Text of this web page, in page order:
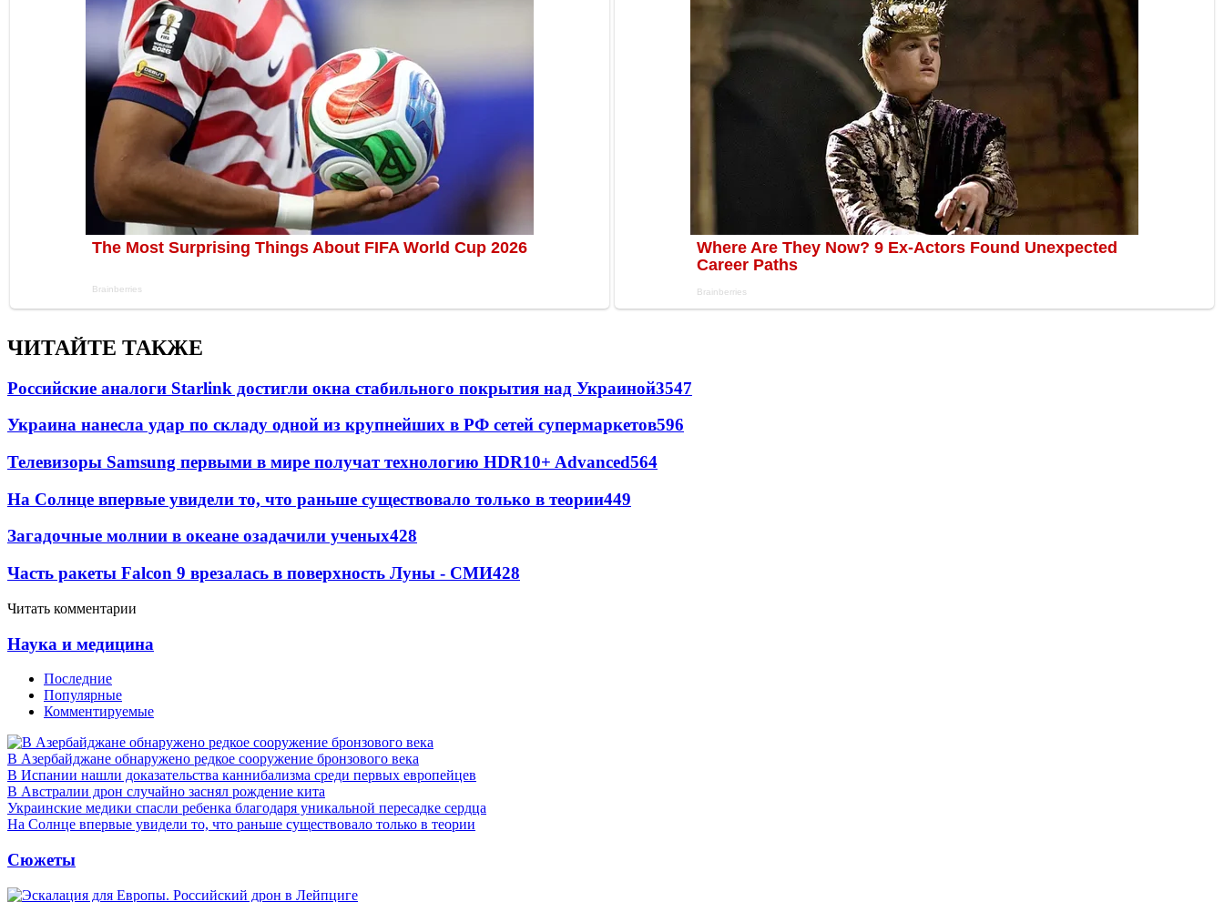
ЧИТАЙТЕ ТАКЖЕ
Российские аналоги Starlink достигли окна стабильного покрытия над Украиной3547
Украина нанесла удар по складу одной из крупнейших в РФ сетей супермаркетов596
Телевизоры Samsung первыми в мире получат технологию HDR10+ Advanced564
На Солнце впервые увидели то, что раньше существовало только в теории449
Загадочные молнии в океане озадачили ученых428
Часть ракеты Falcon 9 врезалась в поверхность Луны - СМИ428
Читать комментарии
Наука и медицина
Последние
Популярные
Комментируемые
В Азербайджане обнаружено редкое сооружение бронзового века
В Испании нашли доказательства каннибализма среди первых европейцев
В Австралии дрон случайно заснял рождение кита
Украинские медики спасли ребенка благодаря уникальной пересадке сердца
На Солнце впервые увидели то, что раньше существовало только в теории
Сюжеты